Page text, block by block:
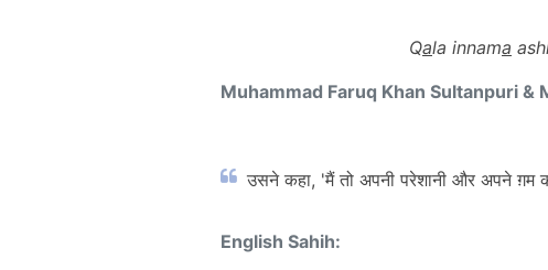
Qala innama
Muhammad Faruq Khan Sultanpuri &
उसने कहा, 'मैं तो अपनी परेशानी और अपने ग़म
English Sahih: